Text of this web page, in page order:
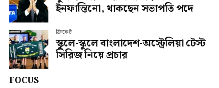
ইনফান্তিনো, থাকছেন সভাপতি পদে
ক্রিকেট
স্কুলে-স্কুলে বাংলাদেশ-অস্ট্রেলিয়া টেস্ট
সিরিজ নিয়ে প্রচার
FOCUS